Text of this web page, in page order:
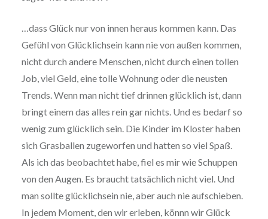
…dass Glück nur von innen heraus kommen kann. Das
Gefühl von Glücklichsein kann nie von außen kommen,
nicht durch andere Menschen, nicht durch einen tollen
Job, viel Geld, eine tolle Wohnung oder die neusten
Trends. Wenn man nicht tief drinnen glücklich ist, dann
bringt einem das alles rein gar nichts. Und es bedarf so
wenig zum glücklich sein. Die Kinder im Kloster haben
sich Grasballen zugeworfen und hatten so viel Spaß.
Als ich das beobachtet habe, fiel es mir wie Schuppen
von den Augen. Es braucht tatsächlich nicht viel. Und
man sollte glücklichsein nie, aber auch nie aufschieben.
In jedem Moment, den wir erleben, könnn wir Glück